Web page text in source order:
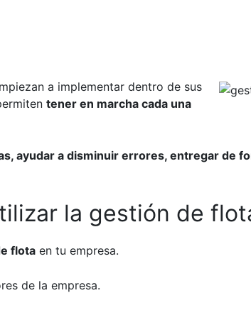
a implementar dentro de sus
tener en marcha cada una
ayudar a disminuir errores, entregar de
la gestión de
flota en tu empresa.
de la empresa.